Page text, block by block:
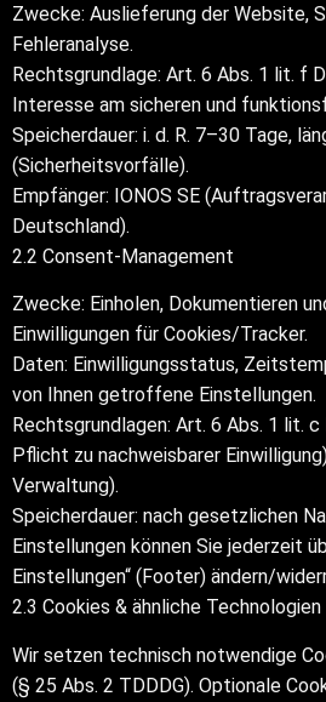
Zwecke: Auslieferung der Website,
Fehleranalyse.
Rechtsgrundlage: Art. 6 Abs. 1 lit. f
Interesse am sicheren und
Speicherdauer: i. d. R. 7–30 Tage,
(Sicherheitsvorfälle).
Empfänger: IONOS SE
Deutschland).
2.2 Consent-Management
Zwecke: Einholen, Dokumentieren
Einwilligungen für Cookies/Tracker.
Daten: Einwilligungsstatus,
von Ihnen getroffene Einstellungen.
Rechtsgrundlagen: Art. 6 Abs. 1 lit.
Pflicht zu nachweisbarer
Verwaltung).
Speicherdauer: nach gesetzlichen
Einstellungen können Sie jederzeit
Einstellungen“ (Footer) ändern/
2.3 Cookies & ähnliche Technologien
Wir setzen technisch notwendige
(§ 25 Abs. 2 TDDDG). Optionale